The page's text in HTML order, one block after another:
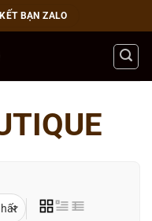
BẠN ZALO